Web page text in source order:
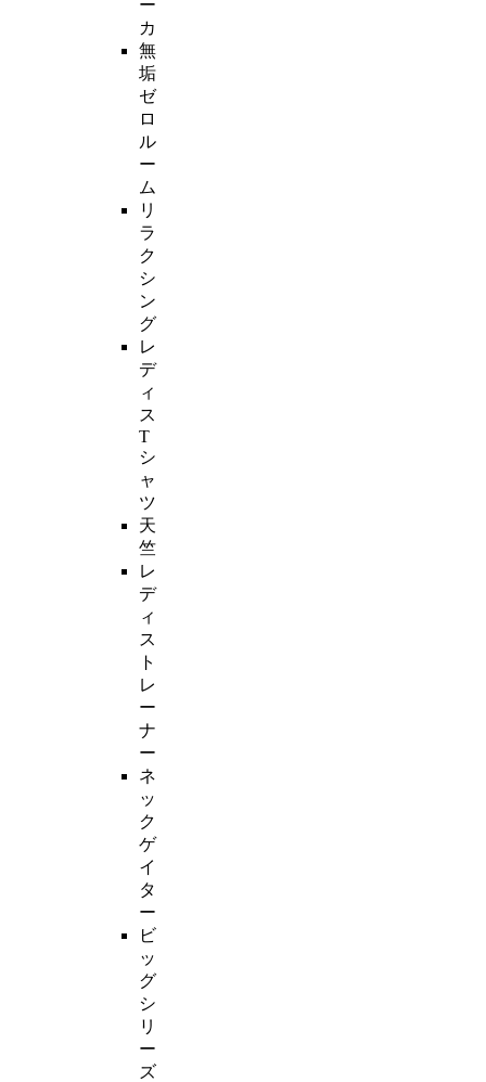
ー
カ
無
垢
ゼ
ロ
ル
ー
ム
リ
ラ
ク
シ
ン
グ
レ
デ
ィ
ス
T
シ
ャ
ツ
天
竺
レ
デ
ィ
ス
ト
レ
ー
ナ
ー
ネ
ッ
ク
ゲ
イ
タ
ー
ビ
ッ
グ
シ
リ
ー
ズ